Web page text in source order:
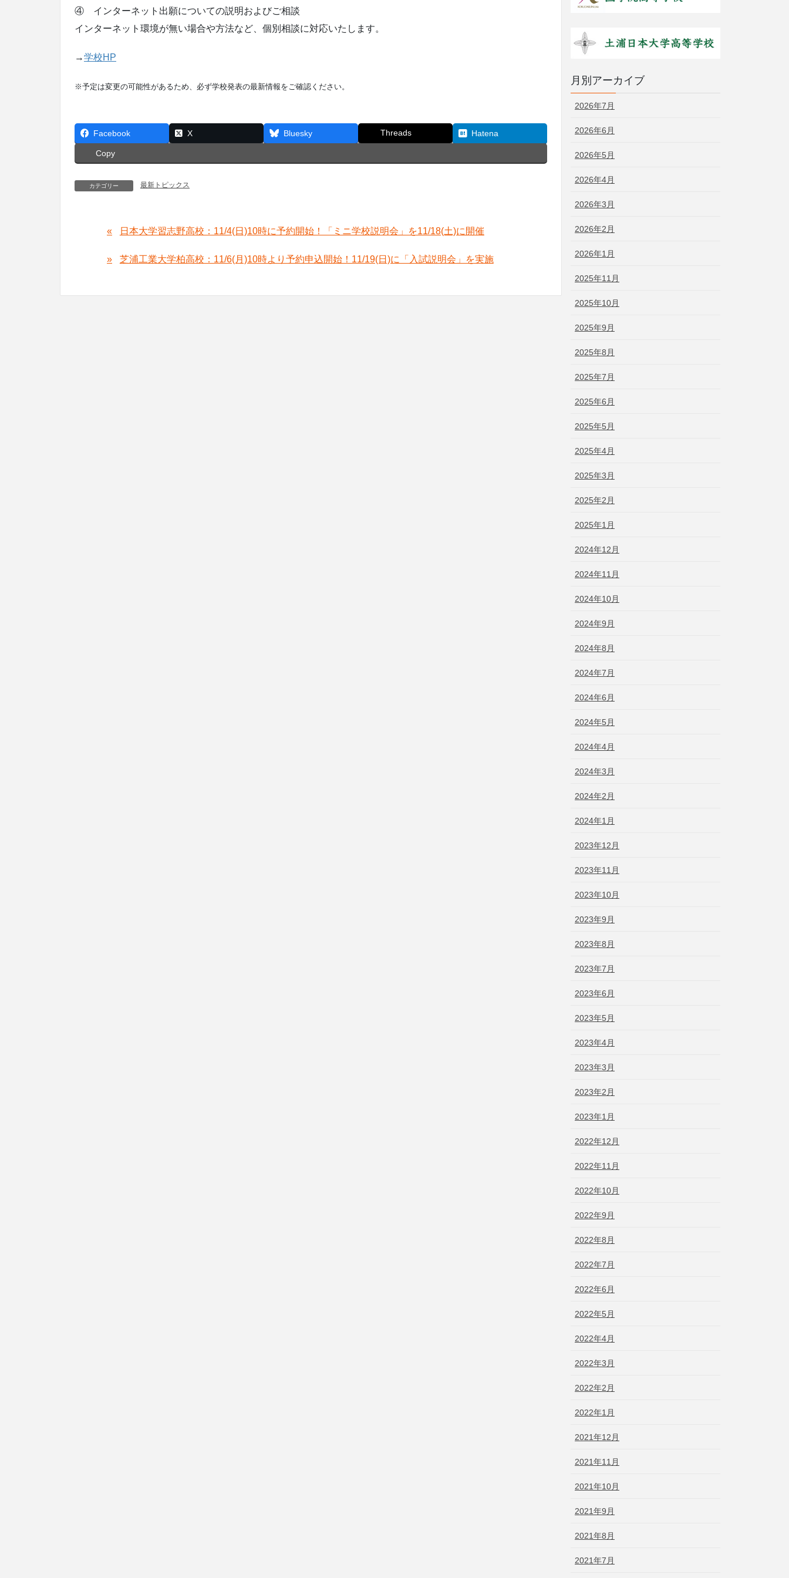
④ インターネット出願についての説明およびご相談
インターネット環境が無い場合や方法など、個別相談に対応いたします。
→学校HP
※予定は変更の可能性があるため、必ず学校発表の最新情報をご確認ください。
Facebook X Bluesky Threads Hatena
Copy
カテゴリー 最新トピックス
日本大学習志野高校：11/4(日)10時に予約開始！「ミニ学校説明会」を11/18(土)に開催
芝浦工業大学柏高校：11/6(月)10時より予約申込開始！11/19(日)に「入試説明会」を実施
月別アーカイブ
2026年7月
2026年6月
2026年5月
2026年4月
2026年3月
2026年2月
2026年1月
2025年11月
2025年10月
2025年9月
2025年8月
2025年7月
2025年6月
2025年5月
2025年4月
2025年3月
2025年2月
2025年1月
2024年12月
2024年11月
2024年10月
2024年9月
2024年8月
2024年7月
2024年6月
2024年5月
2024年4月
2024年3月
2024年2月
2024年1月
2023年12月
2023年11月
2023年10月
2023年9月
2023年8月
2023年7月
2023年6月
2023年5月
2023年4月
2023年3月
2023年2月
2023年1月
2022年12月
2022年11月
2022年10月
2022年9月
2022年8月
2022年7月
2022年6月
2022年5月
2022年4月
2022年3月
2022年2月
2022年1月
2021年12月
2021年11月
2021年10月
2021年9月
2021年8月
2021年7月